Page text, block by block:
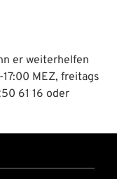
er weiterhelfen
MEZ, freitags
61 16 oder